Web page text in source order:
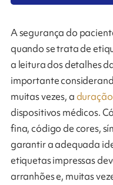
A segurança do
quando se trata de
a leitura dos detalhes
importante
muitas vezes, a
dispositivos médicos.
fina, código de cores,
garantir a adequada
etiquetas impressas
arranhões e, muitas